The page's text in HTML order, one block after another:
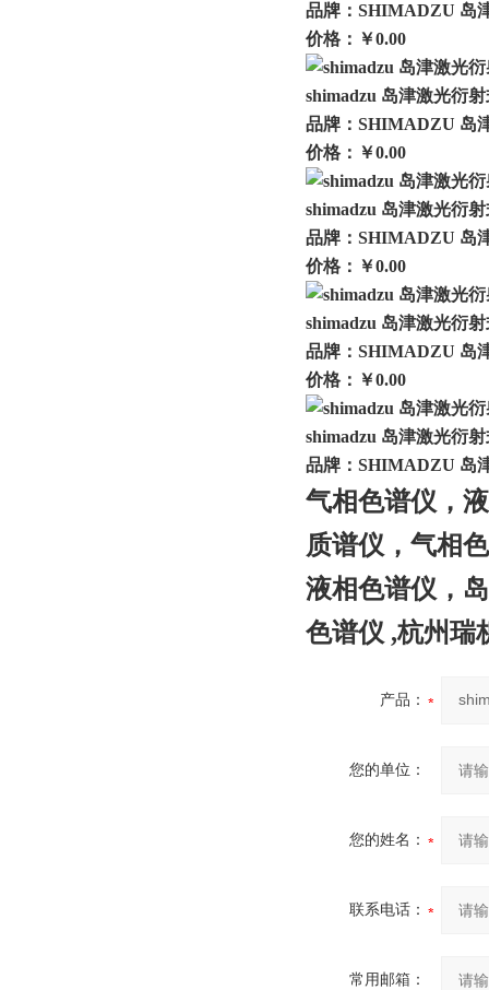
品牌：SHIMADZU 岛
价格：￥0.00
shimadzu 岛津激光衍
品牌：SHIMADZU 岛
价格：￥0.00
shimadzu 岛津激光衍
品牌：SHIMADZU 岛
价格：￥0.00
shimadzu 岛津激光衍
品牌：SHIMADZU 岛
价格：￥0.00
shimadzu 岛津激光衍
品牌：SHIMADZU 岛
气相色谱仪，
质谱仪，气相
液相色谱仪，
色谱仪 ,杭州瑞
产品：
您的单位：
您的姓名：
联系电话：
常用邮箱：